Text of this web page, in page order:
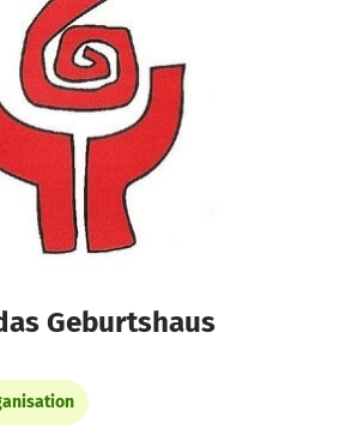
anzeigen
Geburtshaus